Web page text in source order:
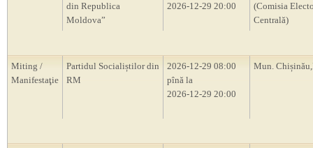
din Republica
Moldova”
2026-12-29 20:00
(Comisia
Centrală)
Miting /
Manifestaţie
Partidul Socialiștilor din
RM
2026-12-29 08:00
pînă la
2026-12-29 20:00
Mun.